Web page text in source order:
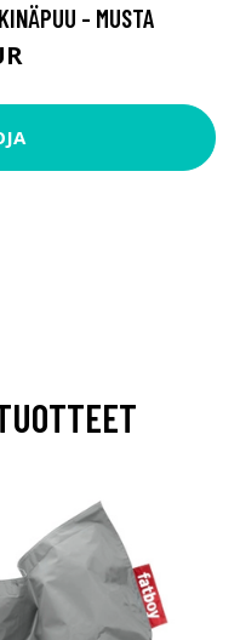
- MUSTA